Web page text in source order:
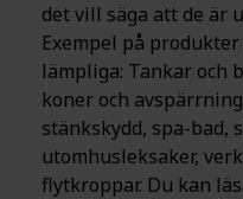
det vill säga att de är
Exempel på
lämpliga: Tankar och
koner och
stänkskydd, spa-bad,
utomhusleksaker,
flytkroppar. Du kan